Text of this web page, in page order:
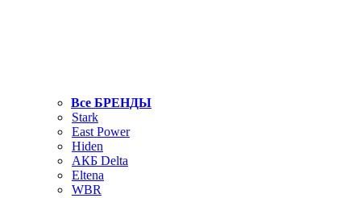
Все БРЕНДЫ
Stark
East Power
Hiden
АКБ Delta
Eltena
WBR